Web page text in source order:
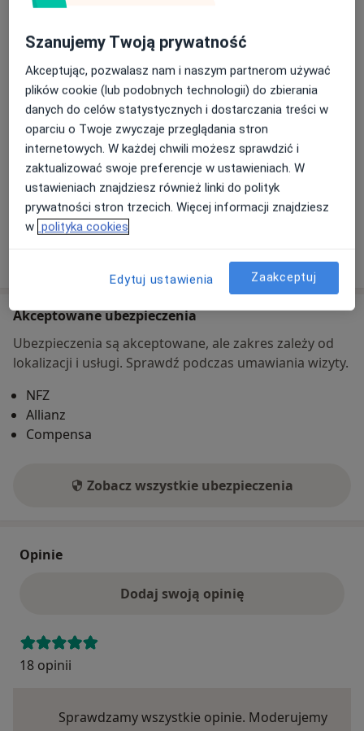
otwiera się w nowej karcie
Dostępność
W tym gabinecie nie można umawiać wizyt przez
internet
Co mam zrobić w tej sytuacji?
Metody płatności (wizyty prywatne)
Ubezpieczenia akceptowane pod tym adresem
Szczegóły
o adresie
Akceptowane ubezpieczenia
Ubezpieczenia są akceptowane, ale zakres zależy od
lokalizacji i usługi. Sprawdź podczas umawiania wizyty.
NFZ
Allianz
Compensa
Zobacz wszystkie ubezpieczenia
Opinie
Dodaj swoją opinię
18 opinii
Sprawdzamy wszystkie opinie. Moderujemy
Szanujemy Twoją prywatność
Akceptując, pozwalasz nam i naszym partnerom używać
plików cookie (lub podobnych technologii) do zbierania
danych do celów statystycznych i dostarczania treści w
oparciu o Twoje zwyczaje przeglądania stron
internetowych. W każdej chwili możesz sprawdzić i
zaktualizować swoje preferencje w ustawieniach. W
ustawieniach znajdziesz również linki do polityk
prywatności stron trzecich. Więcej informacji znajdziesz
w polityka cookies
Edytuj ustawienia Zaakceptuj